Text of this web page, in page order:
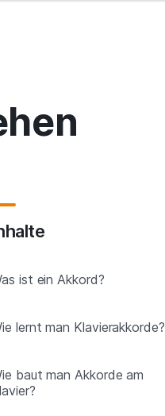
ist ein Akkord?
lernt man Klavierakkorde?
baut man Akkorde am